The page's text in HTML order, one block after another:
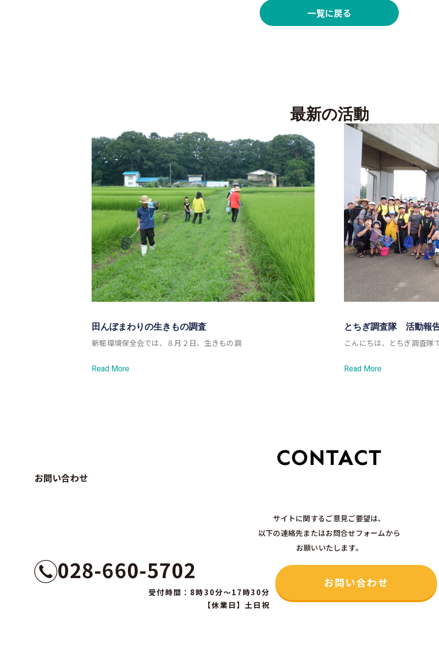
一覧に戻る
最新の活動
田んぼまわりの生きもの調査
新堀環境保全会では、８月２日、生きもの調
Read More
とちぎ調査隊 活動
こんにちは、とちぎ調査隊
Read More
CONTACT
お問い合わせ
サイトに関するご意見ご要望は、
以下の連絡先またはお問合せフォームから
お願いいたします。
028-660-5702
受付時間：8時30分～17時30分
【休業日】土日祝
お問い合わせ